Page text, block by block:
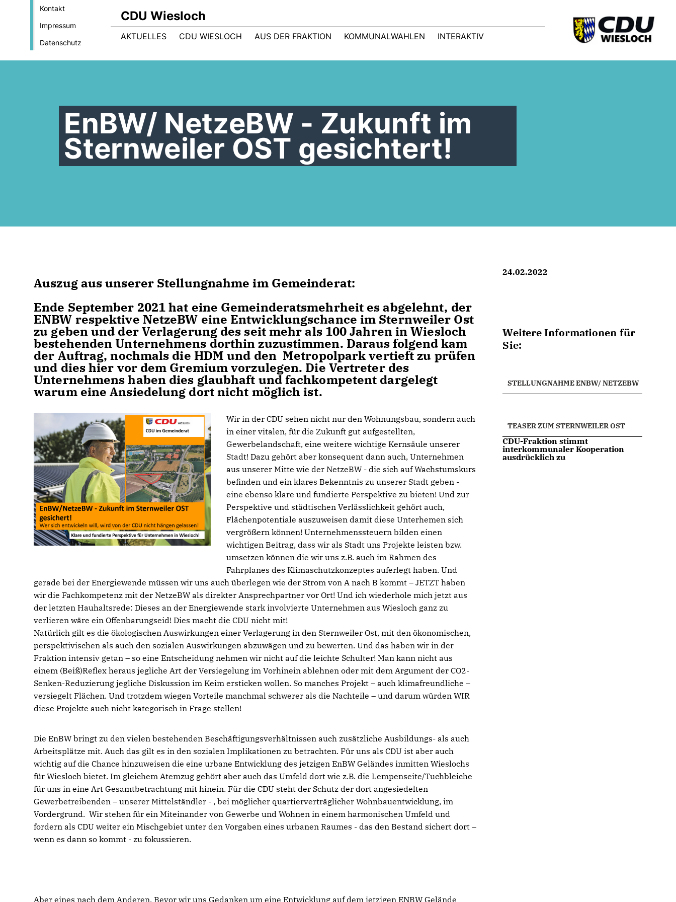
Kontakt
Impressum
Datenschutz
CDU Wiesloch
AKTUELLES CDU WIESLOCH AUS DER FRAKTION KOMMUNALWAHLEN INTERAKTIV
EnBW/ NetzeBW - Zukunft im
Sternweiler OST gesichtert!
Auszug aus unserer Stellungnahme im Gemeinderat:
Ende September 2021 hat eine Gemeinderatsmehrheit es abgelehnt, der
ENBW respektive NetzeBW eine Entwicklungschance im Sternweiler Ost
zu geben und der Verlagerung des seit mehr als 100 Jahren in Wiesloch
bestehenden Unternehmens dorthin zuzustimmen. Daraus folgend kam
der Auftrag, nochmals die HDM und den Metropolpark vertieft zu prüfen
und dies hier vor dem Gremium vorzulegen. Die Vertreter des
Unternehmens haben dies glaubhaft und fachkompetent dargelegt
warum eine Ansiedelung dort nicht möglich ist.
Wir in der CDU sehen nicht nur den Wohnungsbau, sondern auch
in einer vitalen, für die Zukunft gut aufgestellten,
Gewerbelandschaft, eine weitere wichtige Kernsäule unserer
Stadt! Dazu gehört aber konsequent dann auch, Unternehmen
aus unserer Mitte wie der NetzeBW - die sich auf Wachstumskurs
befinden und ein klares Bekenntnis zu unserer Stadt geben -
eine ebenso klare und fundierte Perspektive zu bieten! Und zur
Perspektive und städtischen Verlässlichkeit gehört auch,
Flächenpotentiale auszuweisen damit diese Unterhemen sich
vergrößern können! Unternehmenssteuern bilden einen
wichtigen Beitrag, dass wir als Stadt uns Projekte leisten bzw.
umsetzen können die wir uns z.B. auch im Rahmen des
Fahrplanes des Klimaschutzkonzeptes auferlegt haben. Und
gerade bei der Energiewende müssen wir uns auch überlegen wie der Strom von A nach B kommt – JETZT haben
wir die Fachkompetenz mit der NetzeBW als direkter Ansprechpartner vor Ort! Und ich wiederhole mich jetzt aus
der letzten Hauhaltsrede: Dieses an der Energiewende stark involvierte Unternehmen aus Wiesloch ganz zu
verlieren wäre ein Offenbarungseid! Dies macht die CDU nicht mit!
Natürlich gilt es die ökologischen Auswirkungen einer Verlagerung in den Sternweiler Ost, mit den ökonomischen,
perspektivischen als auch den sozialen Auswirkungen abzuwägen und zu bewerten. Und das haben wir in der
Fraktion intensiv getan – so eine Entscheidung nehmen wir nicht auf die leichte Schulter! Man kann nicht aus
einem (Beiß)Reflex heraus jegliche Art der Versiegelung im Vorhinein ablehnen oder mit dem Argument der CO2-
Senken-Reduzierung jegliche Diskussion im Keim ersticken wollen. So manches Projekt – auch klimafreundliche –
versiegelt Flächen. Und trotzdem wiegen Vorteile manchmal schwerer als die Nachteile – und darum würden WIR
diese Projekte auch nicht kategorisch in Frage stellen!
Die EnBW bringt zu den vielen bestehenden Beschäftigungsverhältnissen auch zusätzliche Ausbildungs- als auch
Arbeitsplätze mit. Auch das gilt es in den sozialen Implikationen zu betrachten. Für uns als CDU ist aber auch
wichtig auf die Chance hinzuweisen die eine urbane Entwicklung des jetzigen EnBW Geländes inmitten Wieslochs
für Wiesloch bietet. Im gleichem Atemzug gehört aber auch das Umfeld dort wie z.B. die Lempenseite/Tuchbleiche
für uns in eine Art Gesamtbetrachtung mit hinein. Für die CDU steht der Schutz der dort angesiedelten
Gewerbetreibenden – unserer Mittelständler - , bei möglicher quartierverträglicher Wohnbauentwicklung, im
Vordergrund. Wir stehen für ein Miteinander von Gewerbe und Wohnen in einem harmonischen Umfeld und
fordern als CDU weiter ein Mischgebiet unter den Vorgaben eines urbanen Raumes - das den Bestand sichert dort –
wenn es dann so kommt - zu fokussieren.
Aber eines nach dem Anderen. Bevor wir uns Gedanken um eine Entwicklung auf dem jetzigen ENBW Gelände
24.02.2022
Weitere Informationen für
Sie:
STELLUNGNAHME ENBW/ NETZEBW
TEASER ZUM STERNWEILER OST
CDU-Fraktion stimmt
interkommunaler Kooperation
ausdrücklich zu